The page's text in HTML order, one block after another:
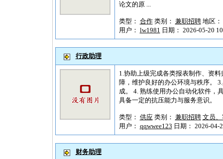
论文的原 ...
类型： 合作类别： 兼职招聘地区：
用户： lw1981 日期： 2026-05-20
行政助理
1.协助上级完成各类报表制作、资
障，维护良好的办公环境与秩序。
成。 4. 熟练使用办公自动化软件，
具备一定的抗压能力与服务意识。
类型： 供应类别： 兼职招聘 文员
用户： qqwwee123 日期： 2026-04-
财务助理